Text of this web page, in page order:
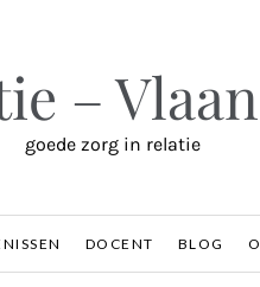
–
goede zorg in relatie
DOCENT BLOG